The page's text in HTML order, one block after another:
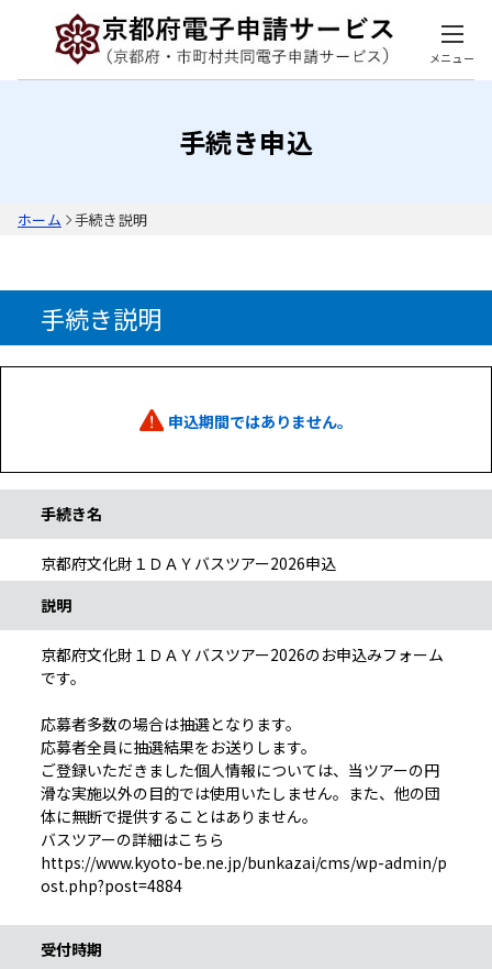
メニュー
手続き申込
ホーム 手続き説明
手続き説明
申込期間ではありません。
手続き名
京都府文化財１ＤＡＹバスツアー2026申込
説明
京都府文化財１ＤＡＹバスツアー2026のお申込みフォーム
です。
応募者多数の場合は抽選となります。
応募者全員に抽選結果をお送りします。
ご登録いただきました個人情報については、当ツアーの円
滑な実施以外の目的では使用いたしません。また、他の団
体に無断で提供することはありません。
バスツアーの詳細はこちら
https://www.kyoto-be.ne.jp/bunkazai/cms/wp-admin/p
ost.php?post=4884
受付時期